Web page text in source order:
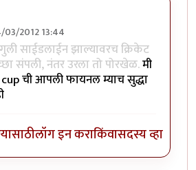
03/2012 13:44
खी खी खी...byसोत्रि
साईडलाईन झाल्यावरच क्रिकेट
संपली, नंतर उरला तो पोरखेळ.मी
ची आपली फायनल म्याच सुद्धा
लॉग इन कराकिंवासदस्य व्हा